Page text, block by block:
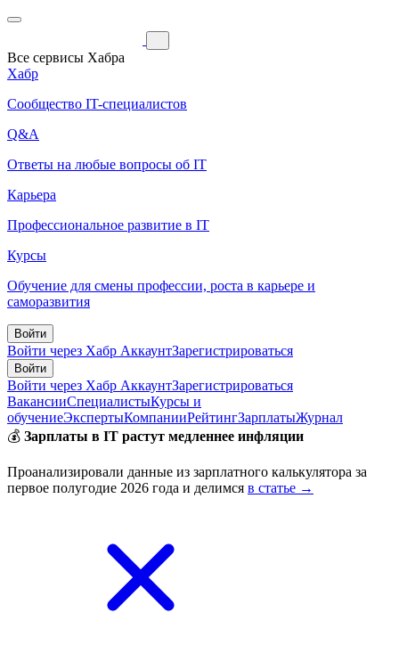
Все сервисы Хабра
Хабр
Сообщество IT-специалистов
Q&A
Ответы на любые вопросы об IT
Карьера
Профессиональное развитие в IT
Курсы
Обучение для смены профессии, роста в карьере и
саморазвития
Войти
Войти через Хабр АккаунтЗарегистрироваться
Войти
Войти через Хабр АккаунтЗарегистрироваться
ВакансииСпециалистыКурсы и
обучениеЭкспертыКомпанииРейтингЗарплатыЖурнал
💰 Зарплаты в IT растут медленнее инфляции
Проанализировали данные из зарплатного калькулятора за
первое полугодие 2026 года и делимся в статье →